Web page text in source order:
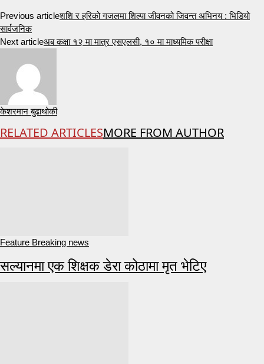
Previous articleशशि र हरिको गजलमा शिल्पा जीवनको जिवन्त अभिनय : भिडियो
सार्वजनिक
Next articleअब कक्षा १२ मा मात्र एसएलसी, १० मा माध्यमिक परीक्षा
केशरमान बुढाथोकी
RELATED ARTICLESMORE FROM AUTHOR
Feature Breaking news
सल्यानमा एक शिक्षक डेरा कोठामा मृत भेटिए